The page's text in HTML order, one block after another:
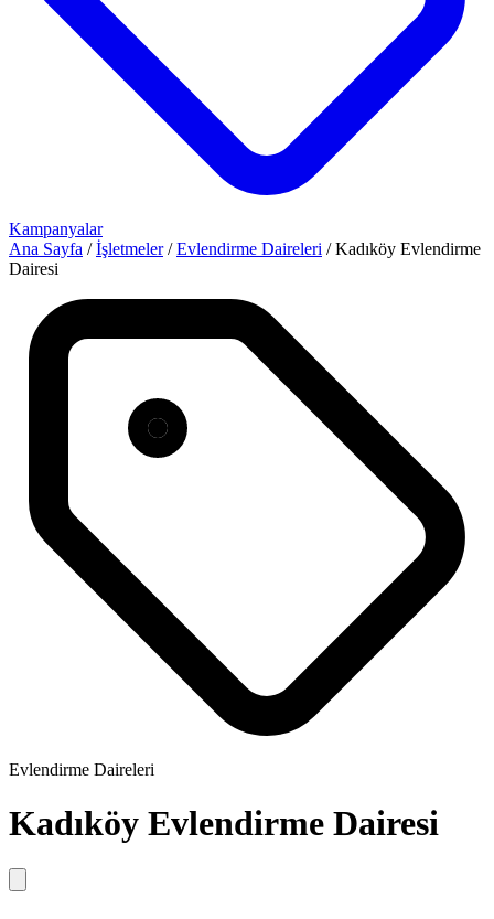
Kampanyalar
Ana Sayfa / İşletmeler / Evlendirme Daireleri / Kadıköy Evlendirme
Dairesi
Evlendirme Daireleri
Kadıköy Evlendirme Dairesi